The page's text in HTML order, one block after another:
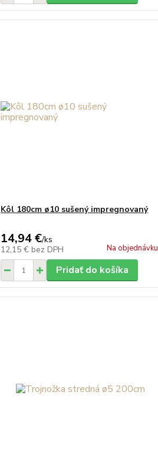
Kôl 180cm ø10 sušený impregnovaný
14,94 €/ks
12,15 € bez DPH Na objednávku
Pridať do košíka